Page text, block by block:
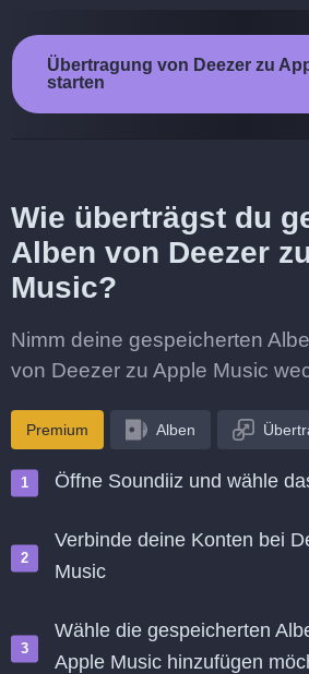
Übertragung von Deezer zu
starten
Wie überträgst du
Alben von Deezer
Music?
Nimm deine gespeicherten
von Deezer zu Apple Music
Premium Alben
Öffne Soundiiz und wähle
Verbinde deine Konten bei
Music
Wähle die gespeicherten
Apple Music hinzufügen